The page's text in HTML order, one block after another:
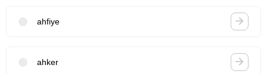
ahfiye
ahker